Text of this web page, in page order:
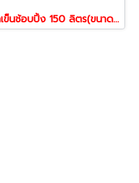
รถเข็นช้อบปิ้ง 150 ลิตร(ขนาดใกล้เคียงกับห้าง Top supermarket ) รถเข็นตะกร้า รถเข็นห้าง ยี่ห้อ Happy Move 51591